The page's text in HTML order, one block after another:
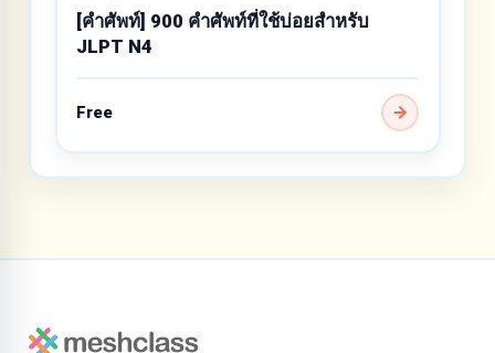
[คำศัพท์] 900 คำศัพท์ที่ใช้บ่อยสำหรับ
JLPT N4
Free